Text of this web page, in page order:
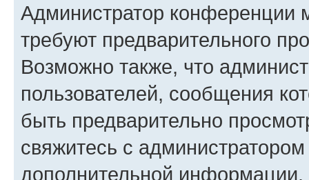
Администратор конференции
требуют предварительного
Возможно также, что
пользователей, сообщения
быть предварительно
свяжитесь с
дополнительной информации.